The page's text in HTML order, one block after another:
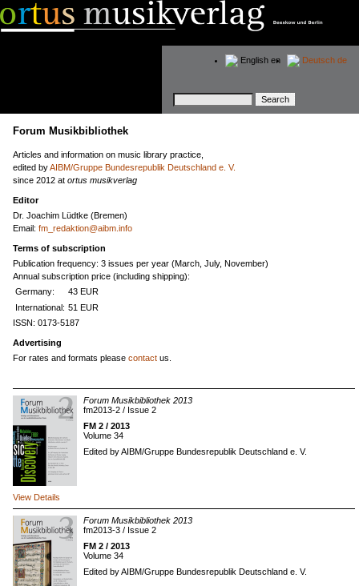
Keywords
Deutsch de
English en
Forum Musikbibliothek
Articles and information on music library practice,
edited byAIBM/Gruppe Bundesrepublik Deutschland e. V.
since 2012 at ortus musikverlag
Editor
Dr. Joachim Lüdtke (Bremen)
Email: fm_redaktion@aibm.info
Terms of subscription
Publication frequency: 3 issues per year (March, July, November)
Annual subscription price (including shipping):
Germany:
43 EUR
International: 51 EUR
ISSN: 0173-5187
Advertising
For rates and formats please contact us.
Forum Musikbibliothek 2013
fm2013-2 / Issue 2
FM 2 / 2013
Volume 34
Edited by AIBM/Gruppe Bundesrepublik Deutschland e. V.
View Details
Forum Musikbibliothek 2013
fm2013-3 / Issue 2
FM 2 / 2013
Volume 34
Edited by AIBM/Gruppe Bundesrepublik Deutschland e. V.